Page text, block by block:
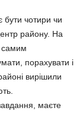
чотири чи
району. На
самим
порахувати і
вирішили
маєте